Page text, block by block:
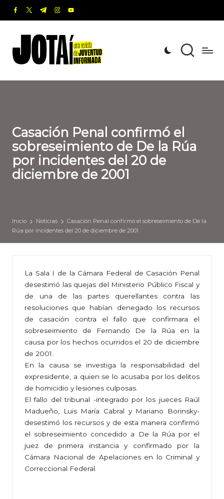
Saltar
contenido
facebook.com
twitter.com
t.me instagram.com
youtube.com
o
t
revista
de
Informada
Casación Penal confirmó el
sobreseimiento de De la Rúa
por incidentes del 20 de
diciembre de 2001
Inicio Noticias
Casación Penal confirmó el sobreseimiento de De la
Rúa por incidentes del 20 de diciembre de 2001
La Sala I de la Cámara Federal de Casación Penal
desestimó las quejas del Ministerio Público Fiscal y
de una de las partes querellantes contra las
resoluciones que habían denegado los recursos
de casación contra el fallo que confirmara el
sobreseimiento de Fernando De la Rúa en la
causa por los hechos ocurridos el 20 de diciembre
de 2001.
En la causa se investiga la responsabilidad del
expresidente, a quien se lo acusaba por los delitos
de homicidio y lesiones culposas.
El fallo del tribunal -integrado por los jueces Raúl
Madueño, Luis María Cabral y Mariano Borinsky-
desestimó los recursos y de esta manera confirmó
el sobreseimiento concedido a De la Rúa por el
juez de primera instancia y confirmado por la
Cámara Nacional de Apelaciones en lo Criminal y
Correccional Federal.